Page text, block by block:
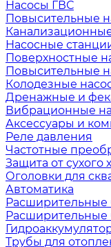
Насосы ГВС
Повысительные
Насосные
Поверхностные
Повысительные
Колодезные
Дренажные и
Вибрационные
Аксессуары и
Реле давления
Частотные
Защита от сухого
Оголовки для
Автоматика
Расширительные
Расширительные
Трубы для